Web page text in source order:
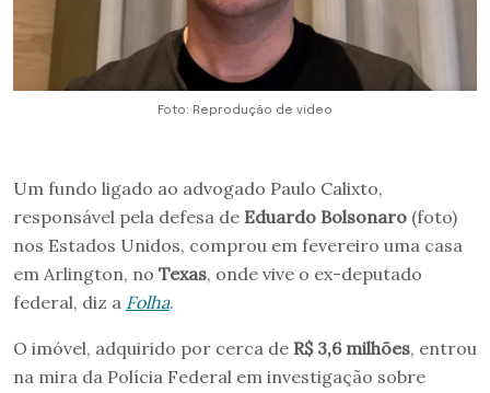
Foto: Reprodução de vídeo
Um fundo ligado ao advogado Paulo Calixto,
responsável pela defesa de Eduardo Bolsonaro (foto)
nos Estados Unidos, comprou em fevereiro uma casa
em Arlington, no Texas, onde vive o ex-deputado
federal, diz a Folha.
O imóvel, adquirido por cerca de R$ 3,6 milhões, entrou
na mira da Polícia Federal em investigação sobre